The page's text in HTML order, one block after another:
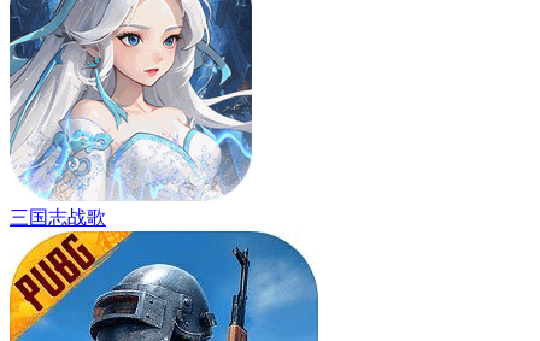
三国志战歌